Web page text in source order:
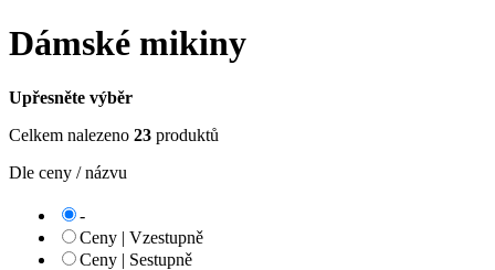
Dámské mikiny
Upřesněte výběr
Celkem nalezeno 23 produktů
Dle ceny / názvu
-
Ceny | Vzestupně
Ceny | Sestupně